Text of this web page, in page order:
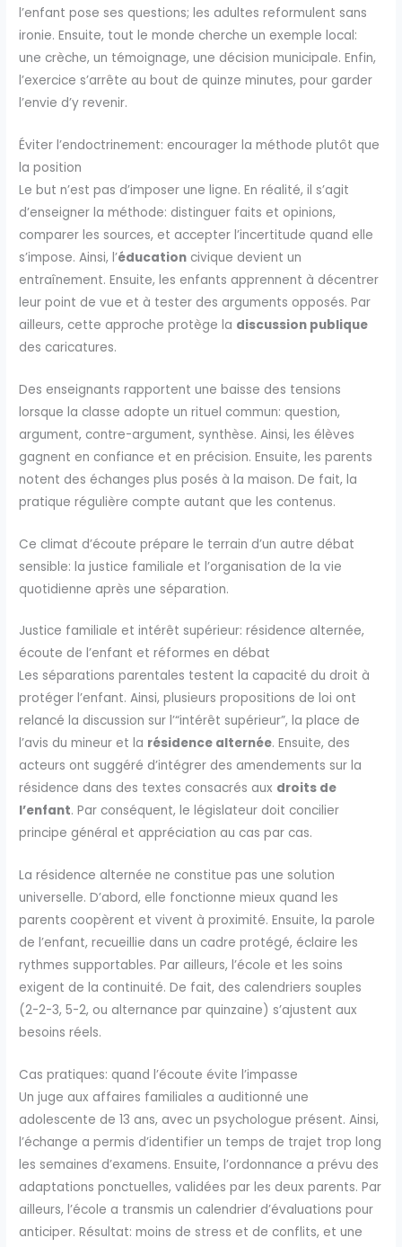
l’enfant pose ses questions; les adultes reformulent sans
ironie. Ensuite, tout le monde cherche un exemple local:
une crèche, un témoignage, une décision municipale. Enfin,
l’exercice s’arrête au bout de quinze minutes, pour garder
l’envie d’y revenir.
Éviter l’endoctrinement: encourager la méthode plutôt que
la position
Le but n’est pas d’imposer une ligne. En réalité, il s’agit
d’enseigner la méthode: distinguer faits et opinions,
comparer les sources, et accepter l’incertitude quand elle
s’impose. Ainsi, l’éducation civique devient un
entraînement. Ensuite, les enfants apprennent à décentrer
leur point de vue et à tester des arguments opposés. Par
ailleurs, cette approche protège la discussion publique
des caricatures.
Des enseignants rapportent une baisse des tensions
lorsque la classe adopte un rituel commun: question,
argument, contre-argument, synthèse. Ainsi, les élèves
gagnent en confiance et en précision. Ensuite, les parents
notent des échanges plus posés à la maison. De fait, la
pratique régulière compte autant que les contenus.
Ce climat d’écoute prépare le terrain d’un autre débat
sensible: la justice familiale et l’organisation de la vie
quotidienne après une séparation.
Justice familiale et intérêt supérieur: résidence alternée,
écoute de l’enfant et réformes en débat
Les séparations parentales testent la capacité du droit à
protéger l’enfant. Ainsi, plusieurs propositions de loi ont
relancé la discussion sur l’“intérêt supérieur”, la place de
l’avis du mineur et la résidence alternée. Ensuite, des
acteurs ont suggéré d’intégrer des amendements sur la
résidence dans des textes consacrés aux droits de
l’enfant. Par conséquent, le législateur doit concilier
principe général et appréciation au cas par cas.
La résidence alternée ne constitue pas une solution
universelle. D’abord, elle fonctionne mieux quand les
parents coopèrent et vivent à proximité. Ensuite, la parole
de l’enfant, recueillie dans un cadre protégé, éclaire les
rythmes supportables. Par ailleurs, l’école et les soins
exigent de la continuité. De fait, des calendriers souples
(2-2-3, 5-2, ou alternance par quinzaine) s’ajustent aux
besoins réels.
Cas pratiques: quand l’écoute évite l’impasse
Un juge aux affaires familiales a auditionné une
adolescente de 13 ans, avec un psychologue présent. Ainsi,
l’échange a permis d’identifier un temps de trajet trop long
les semaines d’examens. Ensuite, l’ordonnance a prévu des
adaptations ponctuelles, validées par les deux parents. Par
ailleurs, l’école a transmis un calendrier d’évaluations pour
anticiper. Résultat: moins de stress et de conflits, et une